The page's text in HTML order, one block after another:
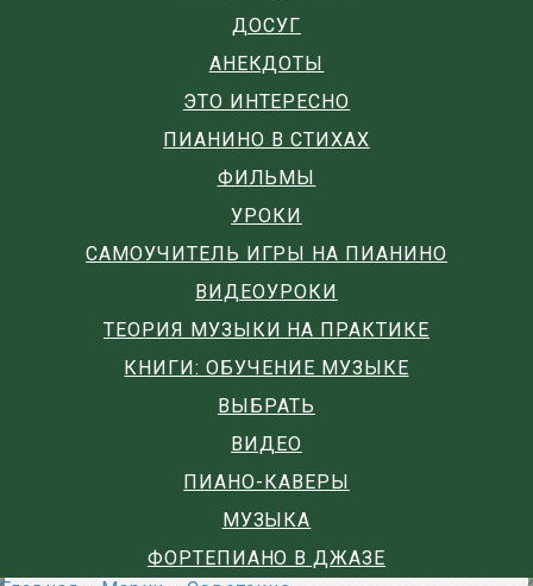
ДОСУГ
АНЕКДОТЫ
ЭТО ИНТЕРЕСНО
ПИАНИНО В СТИХАХ
ФИЛЬМЫ
УРОКИ
САМОУЧИТЕЛЬ ИГРЫ НА ПИАНИНО
ВИДЕОУРОКИ
ТЕОРИЯ МУЗЫКИ НА ПРАКТИКЕ
КНИГИ: ОБУЧЕНИЕ МУЗЫКЕ
ВЫБРАТЬ
ВИДЕО
ПИАНО-КАВЕРЫ
МУЗЫКА
ФОРТЕПИАНО В ДЖАЗЕ